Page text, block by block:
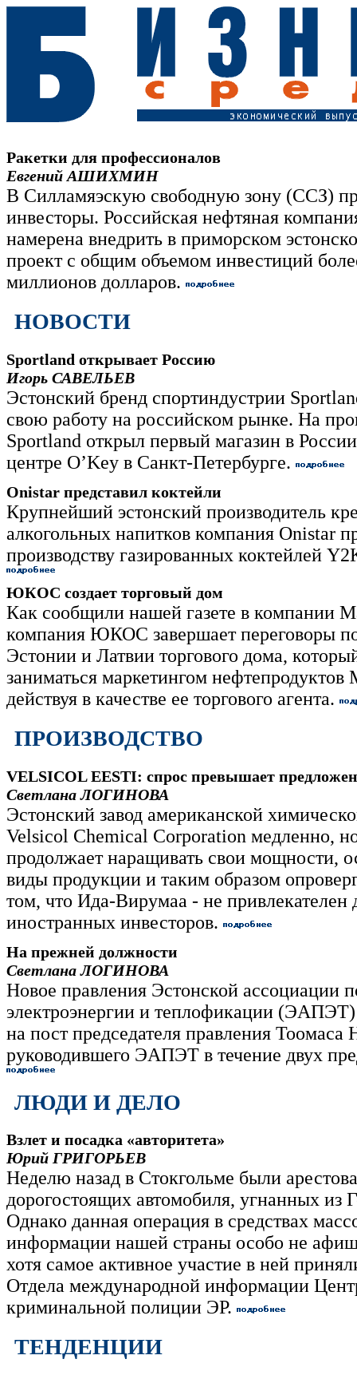
Ракетки для профессионалов
Евгений АШИХМИН
В Силламяэскую свободную зону (ССЗ)
инвесторы. Российская нефтяная
намерена внедрить в приморском
проект с общим объемом инвестиций
миллионов долларов.
НОВОСТИ
Sportland открывает Россию
Игорь САВЕЛЬЕВ
Эстонский бренд спортиндустрии
свою работу на российском рынке. На
Sportland открыл первый магазин в
центре O’Key в Санкт-Петербурге.
Onistar представил коктейли
Крупнейший эстонский производитель
алкогольных напитков компания Onistar
производству газированных коктейлей
ЮКОС создает торговый дом
Как сообщили нашей газете в компании
компания ЮКОС завершает переговоры
Эстонии и Латвии торгового дома,
заниматься маркетингом
действуя в качестве ее торгового агента.
ПРОИЗВОДСТВО
VELSICOL EESTI: спрос превышает
Светлана ЛОГИНОВА
Эстонский завод американской
Velsicol Chemical Corporation медленно,
продолжает наращивать свои мощности,
виды продукции и таким образом
том, что Ида-Вирумаа - не привлекателен
иностранных инвесторов.
На прежней должности
Светлана ЛОГИНОВА
Новое правления Эстонской ассоциации
электроэнергии и теплофикации
на пост председателя правления Тоомаса
руководившего ЭАПЭТ в течение двух
ЛЮДИ И ДЕЛО
Взлет и посадка «авторитета»
Юрий ГРИГОРЬЕВ
Неделю назад в Стокгольме были
дорогостоящих автомобиля, угнанных из
Однако данная операция в средствах
информации нашей страны особо не
хотя самое активное участие в ней
Отдела международной информации
криминальной полиции ЭР.
ТЕНДЕНЦИИ